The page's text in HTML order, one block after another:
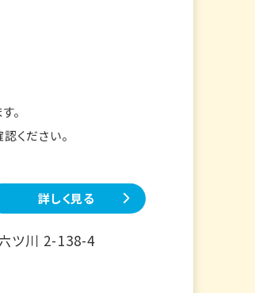
。
ください。
詳しく見る
ツ川 2-138-4